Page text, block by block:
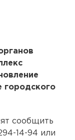
городского
сообщить
14-94 или